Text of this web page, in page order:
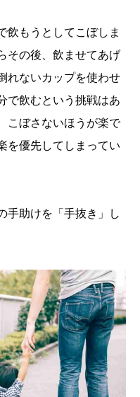
飲もうとしてこぼしま
その後、飲ませてあげ
れないカップを使わせ
で飲むという挑戦はあ
こぼさないほうが楽で
を優先してしまってい
手助けを「手抜き」し